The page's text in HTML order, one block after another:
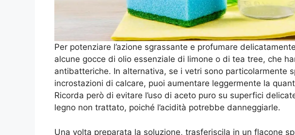
Per potenziare l’azione sgrassante e profumare
alcune gocce di olio essenziale di limone o di tea tree, che
antibatteriche. In alternativa, se i vetri sono particolarmente
incrostazioni di calcare, puoi aumentare leggermente la
Ricorda però di evitare l’uso di aceto puro su superfici
legno non trattato, poiché l’acidità potrebbe danneggiarle.
Una volta preparata la soluzione, trasferiscila in un flacone